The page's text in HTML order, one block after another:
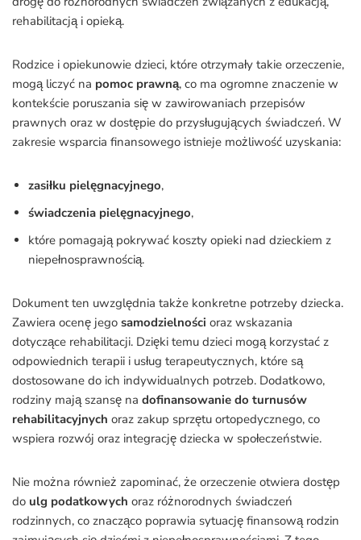
rehabilitacją i opieką.
Rodzice i opiekunowie dzieci, które otrzymały takie orzeczenie,
mogą liczyć na pomoc prawną, co ma ogromne znaczenie w
kontekście poruszania się w zawirowaniach przepisów
prawnych oraz w dostępie do przysługujących świadczeń. W
zakresie wsparcia finansowego istnieje możliwość uzyskania:
zasiłku pielęgnacyjnego,
świadczenia pielęgnacyjnego,
które pomagają pokrywać koszty opieki nad dzieckiem z
niepełnosprawnością.
Dokument ten uwzględnia także konkretne potrzeby dziecka.
Zawiera ocenę jego samodzielności oraz wskazania
dotyczące rehabilitacji. Dzięki temu dzieci mogą korzystać z
odpowiednich terapii i usług terapeutycznych, które są
dostosowane do ich indywidualnych potrzeb. Dodatkowo,
rodziny mają szansę na dofinansowanie do turnusów
rehabilitacyjnych oraz zakup sprzętu ortopedycznego, co
wspiera rozwój oraz integrację dziecka w społeczeństwie.
Nie można również zapominać, że orzeczenie otwiera dostęp
do ulg podatkowych oraz różnorodnych świadczeń
rodzinnych, co znacząco poprawia sytuację finansową rodzin